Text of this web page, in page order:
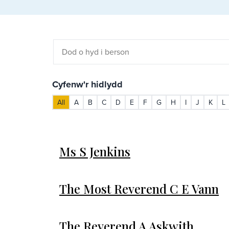
am
aelod
o
glerigion
Cyfenw'r hidlydd
All A B C D E F G H I J K L
Ms S Jenkins
The Most Reverend C E Vann